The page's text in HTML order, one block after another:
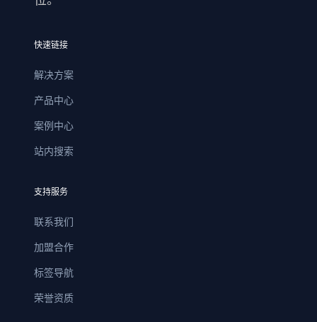
快速链接
解决方案
产品中心
案例中心
站内搜索
支持服务
联系我们
加盟合作
标签导航
荣誉资质